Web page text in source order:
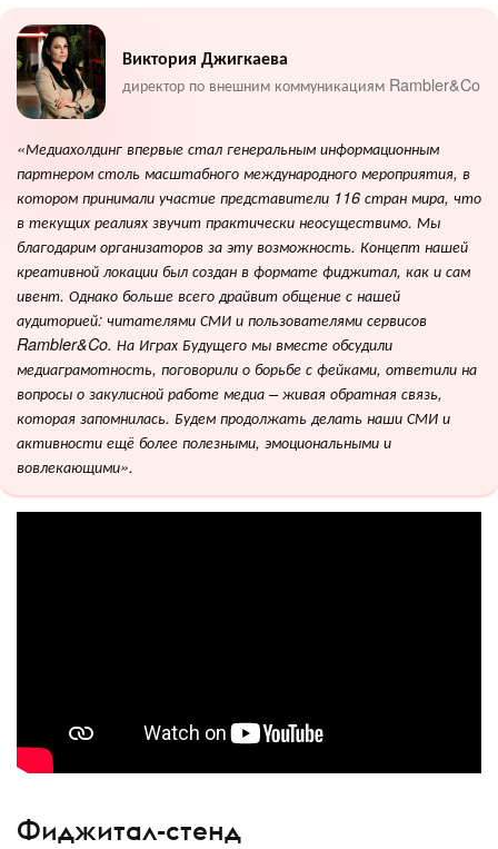
Виктория Джигкаева
директор по внешним коммуникациям Rambler&Co
«Медиахолдинг впервые стал генеральным информационным
партнером столь масштабного международного мероприятия, в
котором принимали участие представители 116 стран мира, что
в текущих реалиях звучит практически неосуществимо. Мы
благодарим организаторов за эту возможность. Концепт нашей
креативной локации был создан в формате фиджитал, как и сам
ивент. Однако больше всего драйвит общение с нашей
аудиторией: читателями СМИ и пользователями сервисов
Rambler&Co. На Играх Будущего мы вместе обсудили
медиаграмотность, поговорили о борьбе с фейками, ответили на
вопросы о закулисной работе медиа – живая обратная связь,
которая запомнилась. Будем продолжать делать наши СМИ и
активности ещё более полезными, эмоциональными и
вовлекающими».
Фиджитал-стенд